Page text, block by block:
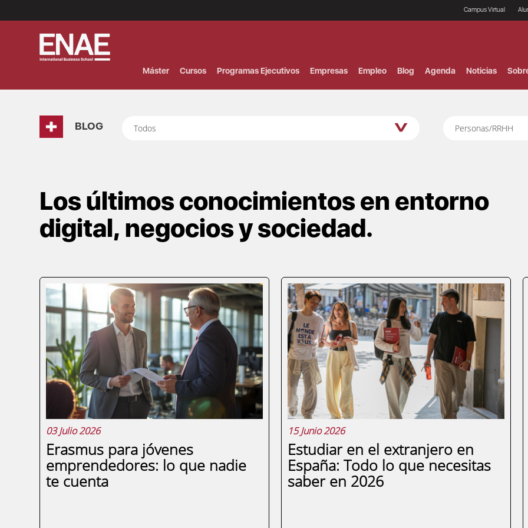
Campus Virtual
Máster Cursos Programas Ejecutivos Empresas Empleo Blog Agenda Noticias
BLOG Todos Personas/RRHH
Los últimos conocimientos en entorno
digital, negocios y sociedad.
03 Julio 2026
Erasmus para jóvenes
emprendedores: lo que nadie
te cuenta
15 Junio 2026
Estudiar en el extranjero en
España: Todo lo que necesitas
saber en 2026